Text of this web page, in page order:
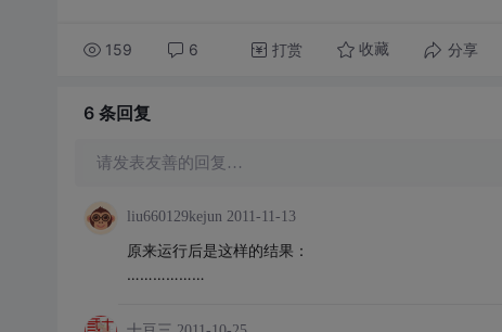
159 6 打赏 收藏 分享
6 条回复
请发表友善的回复…
liu660129kejun 2011-11-13
原来运行后是这样的结果：
………………